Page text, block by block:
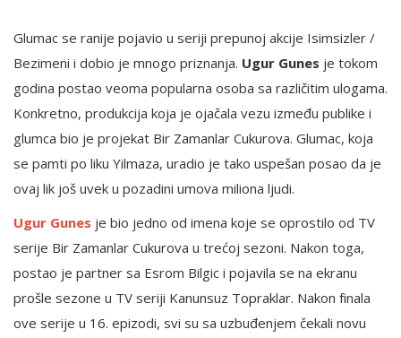
Glumac se ranije pojavio u seriji prepunoj akcije Isimsizler /
Bezimeni i dobio je mnogo priznanja. Ugur Gunes je tokom
godina postao veoma popularna osoba sa različitim ulogama.
Konkretno, produkcija koja je ojačala vezu između publike i
glumca bio je projekat Bir Zamanlar Cukurova. Glumac, koja
se pamti po liku Yilmaza, uradio je tako uspešan posao da je
ovaj lik još uvek u pozadini umova miliona ljudi.
Ugur Gunes je bio jedno od imena koje se oprostilo od TV
serije Bir Zamanlar Cukurova u trećoj sezoni. Nakon toga,
postao je partner sa Esrom Bilgic i pojavila se na ekranu
prošle sezone u TV seriji Kanunsuz Topraklar. Nakon finala
ove serije u 16. epizodi, svi su sa uzbuđenjem čekali novu